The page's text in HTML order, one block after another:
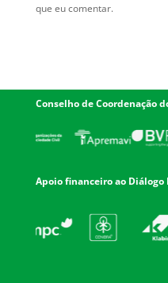
que eu comentar.
Conselho de Coordenação
Apoio financeiro ao Diálogo